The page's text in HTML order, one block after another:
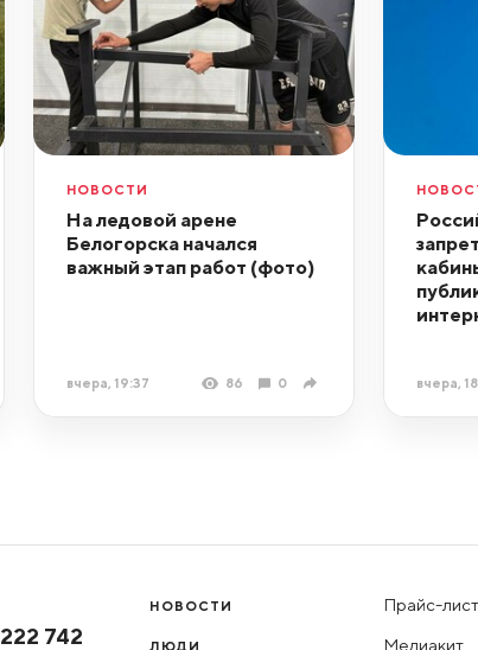
НОВОСТИ
На ледовой арене
Белогорска начался
важный этап работ (фото)
вчера, 19:37 86 0 вчера,
222 742
НОВОСТИ
ЛЮДИ
Прайс-лист
Медиакит